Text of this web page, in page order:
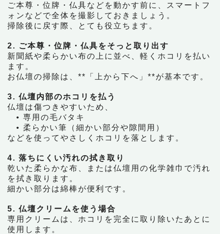
ご本尊・位牌・仏具などを動かす前に、スマートフ
ォンなどで全体を撮影しておきましょう。
掃除後に戻す際、とても役立ちます。
2. ご本尊・位牌・仏具をそっと取り出す
新聞紙や柔らかい布の上に並べ、軽くホコリを払い
ます。
お仏壇の掃除は、**「上から下へ」**が基本です。
3. 仏壇内部のホコリを払う
仏壇は傷つきやすいため、
• 専用の毛バタキ
• 柔らかい筆（細かい部分や隙間用）
などを使ってやさしくホコリを落とします。
4. 落ちにくい汚れの拭き取り
乾いた柔らかな布、または仏壇用の化学雑巾で汚れ
を拭き取ります。
細かい部分は綿棒が便利です。
5. 仏壇クリームを使う場合
専用クリームは、ホコリを完全に取り除いたあとに
使用します。